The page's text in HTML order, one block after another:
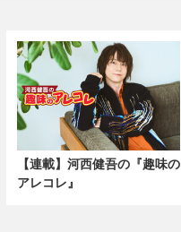
【連載】河西健吾の『趣味の
アレコレ』